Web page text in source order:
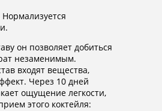
он позволяет добиться
незаменимым.
входят вещества,
Через 10 дней
ощущение легкости,
этого коктейля: